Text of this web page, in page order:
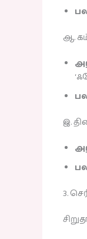
ஆ.
இ.
3.